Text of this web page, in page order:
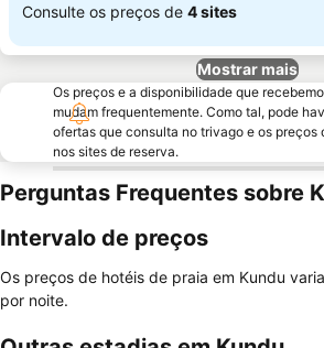
Consulte os preços de 4 sites
Mostrar mais
Os preços e a disponibilidade que
mudam frequentemente. Como tal, pode
ofertas que consulta no trivago e os preços
nos sites de reserva.
Perguntas Frequentes sobre
Intervalo de preços
Os preços de hotéis de praia em Kundu
por noite.